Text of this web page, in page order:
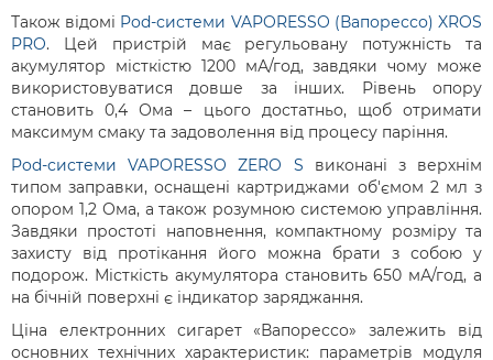
Також відомі Pod-системи VAPORESSO (Вапорессо) XROS
PRO. Цей пристрій має регульовану потужність та
акумулятор місткістю 1200 мА/год, завдяки чому може
використовуватися довше за інших. Рівень опору
становить 0,4 Ома – цього достатньо, щоб отримати
максимум смаку та задоволення від процесу паріння.
Pod-системи VAPORESSO ZERO S виконані з верхнім
типом заправки, оснащені картриджами об'ємом 2 мл з
опором 1,2 Ома, а також розумною системою управління.
Завдяки простоті наповнення, компактному розміру та
захисту від протікання його можна брати з собою у
подорож. Місткість акумулятора становить 650 мА/год, а
на бічній поверхні є індикатор заряджання.
Ціна електронних сигарет «Вапорессо» залежить від
основних технічних характеристик: параметрів модуля